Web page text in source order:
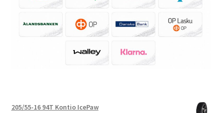
205/55-16 94T Kontio IcePaw